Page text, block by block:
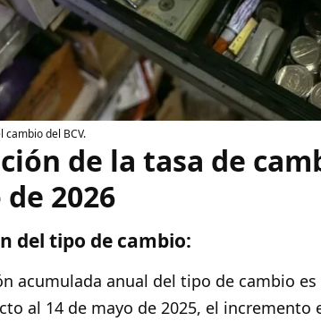
cambio del BCV.
de la tasa de
2026
del tipo de cambio:
acumulada anual del tipo de cambio
al 14 de mayo de 2025, el incremento